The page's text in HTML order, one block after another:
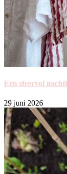
Een sfeervol
29 juni 2026